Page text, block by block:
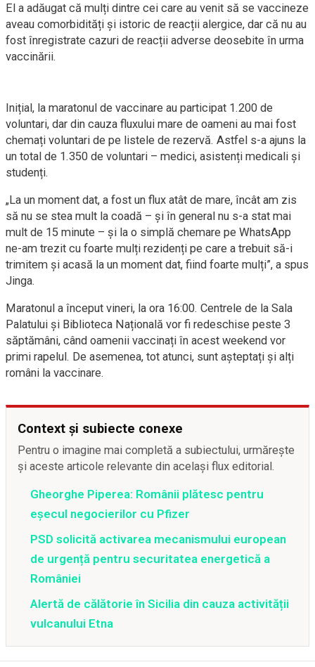
El a adăugat că mulți dintre cei care au venit să se vaccineze
aveau comorbidități și istoric de reacții alergice, dar că nu au
fost înregistrate cazuri de reacții adverse deosebite în urma
vaccinării.
Inițial, la maratonul de vaccinare au participat 1.200 de
voluntari, dar din cauza fluxului mare de oameni au mai fost
chemați voluntari de pe listele de rezervă. Astfel s-a ajuns la
un total de 1.350 de voluntari – medici, asistenți medicali și
studenți.
„La un moment dat, a fost un flux atât de mare, încât am zis
să nu se stea mult la coadă – și în general nu s-a stat mai
mult de 15 minute – și la o simplă chemare pe WhatsApp
ne-am trezit cu foarte mulți rezidenți pe care a trebuit să-i
trimitem și acasă la un moment dat, fiind foarte mulți”, a spus
Jinga.
Maratonul a început vineri, la ora 16:00. Centrele de la Sala
Palatului și Biblioteca Națională vor fi redeschise peste 3
săptămâni, când oamenii vaccinați în acest weekend vor
primi rapelul. De asemenea, tot atunci, sunt așteptați și alți
români la vaccinare.
Context și subiecte conexe
Pentru o imagine mai completă a subiectului, urmărește
și aceste articole relevante din același flux editorial.
Gheorghe Piperea: Românii plătesc pentru
eșecul negocierilor cu Pfizer
PSD solicită activarea mecanismului european
de urgență pentru securitatea energetică a
României
Alertă de călătorie în Sicilia din cauza activității
vulcanului Etna